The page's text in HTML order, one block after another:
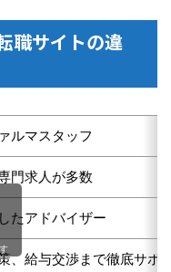
職サイトの違
ルマスタッフ
門求人が多数
たアドバイザー
、給与交渉まで徹底サポ